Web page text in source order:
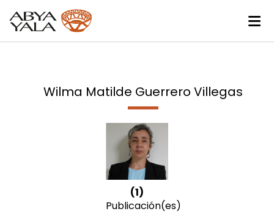
Wilma Matilde Guerrero Villegas
(1)
Publicación(es)